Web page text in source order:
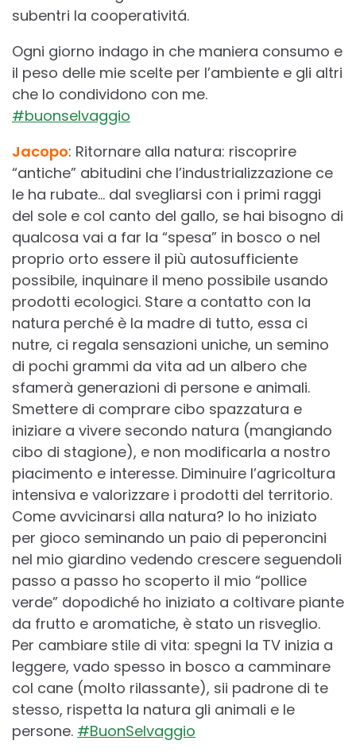
subentri la cooperativitá.
Ogni giorno indago in che maniera consumo e
il peso delle mie scelte per l’ambiente e gli altri
che lo condividono con me.
#buonselvaggio
Jacopo: Ritornare alla natura: riscoprire
“antiche” abitudini che l’industrializzazione ce
le ha rubate… dal svegliarsi con i primi raggi
del sole e col canto del gallo, se hai bisogno di
qualcosa vai a far la “spesa” in bosco o nel
proprio orto essere il più autosufficiente
possibile, inquinare il meno possibile usando
prodotti ecologici. Stare a contatto con la
natura perché è la madre di tutto, essa ci
nutre, ci regala sensazioni uniche, un semino
di pochi grammi da vita ad un albero che
sfamerà generazioni di persone e animali.
Smettere di comprare cibo spazzatura e
iniziare a vivere secondo natura (mangiando
cibo di stagione), e non modificarla a nostro
piacimento e interesse. Diminuire l’agricoltura
intensiva e valorizzare i prodotti del territorio.
Come avvicinarsi alla natura? Io ho iniziato
per gioco seminando un paio di peperoncini
nel mio giardino vedendo crescere seguendoli
passo a passo ho scoperto il mio “pollice
verde” dopodiché ho iniziato a coltivare piante
da frutto e aromatiche, è stato un risveglio.
Per cambiare stile di vita: spegni la TV inizia a
leggere, vado spesso in bosco a camminare
col cane (molto rilassante), sii padrone di te
stesso, rispetta la natura gli animali e le
persone. #BuonSelvaggio